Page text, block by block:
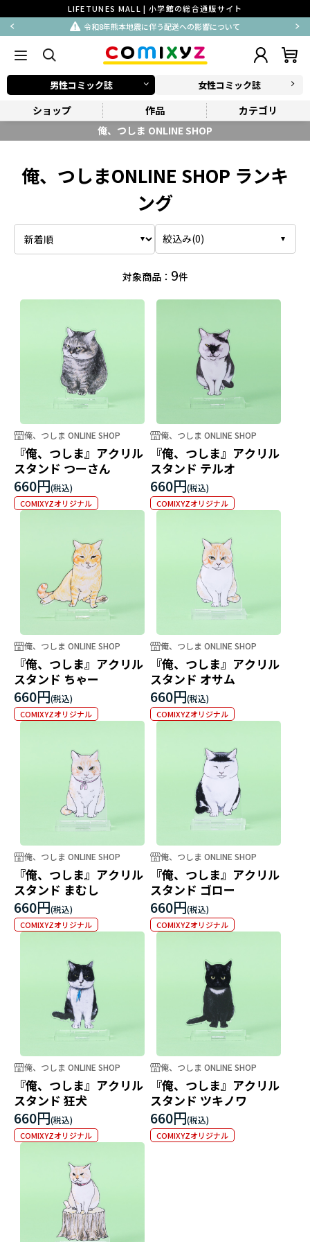
LIFETUNES MALL | 小学館の総合通販サイト
令和8年熊本地震に伴う配送への影響について
男性コミック誌 女性コミック誌
ショップ 作品
カテゴリ
俺、つしま ONLINE SHOP
俺、つしまONLINE SHOP ランキ
ング
絞込み(0)
対象商品： 9件
俺、つしま ONLINE SHOP
『俺、つしま』アクリル
スタンド つーさん
660円
COMIXYZオリジナル
俺、つしま ONLINE SHOP
『俺、つしま』アクリル
スタンド テルオ
660円
COMIXYZオリジナル
俺、つしま ONLINE SHOP
『俺、つしま』アクリル
スタンド ちゃー
660円
COMIXYZオリジナル
俺、つしま ONLINE SHOP
『俺、つしま』アクリル
スタンド オサム
660円
COMIXYZオリジナル
俺、つしま ONLINE SHOP
『俺、つしま』アクリル
スタンド まむし
660円
COMIXYZオリジナル
俺、つしま ONLINE SHOP
『俺、つしま』アクリル
スタンド ゴロー
660円
COMIXYZオリジナル
俺、つしま ONLINE SHOP
『俺、つしま』アクリル
スタンド 狂犬
660円
COMIXYZオリジナル
俺、つしま ONLINE SHOP
『俺、つしま』アクリル
スタンド ツキノワ
660円
COMIXYZオリジナル